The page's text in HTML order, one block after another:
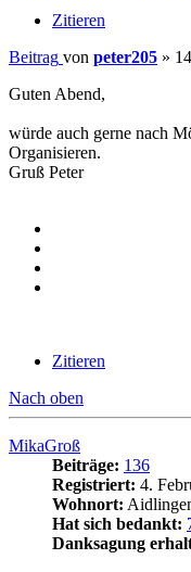
Zitieren
Beitrag von peter205 »
Guten Abend,
würde auch gerne nach
Organisieren.
Gruß Peter
Zitieren
Nach oben
MikaGroß
Beiträge: 136
Registriert: 4.
Wohnort:
Hat sich bedankt:
Danksagung